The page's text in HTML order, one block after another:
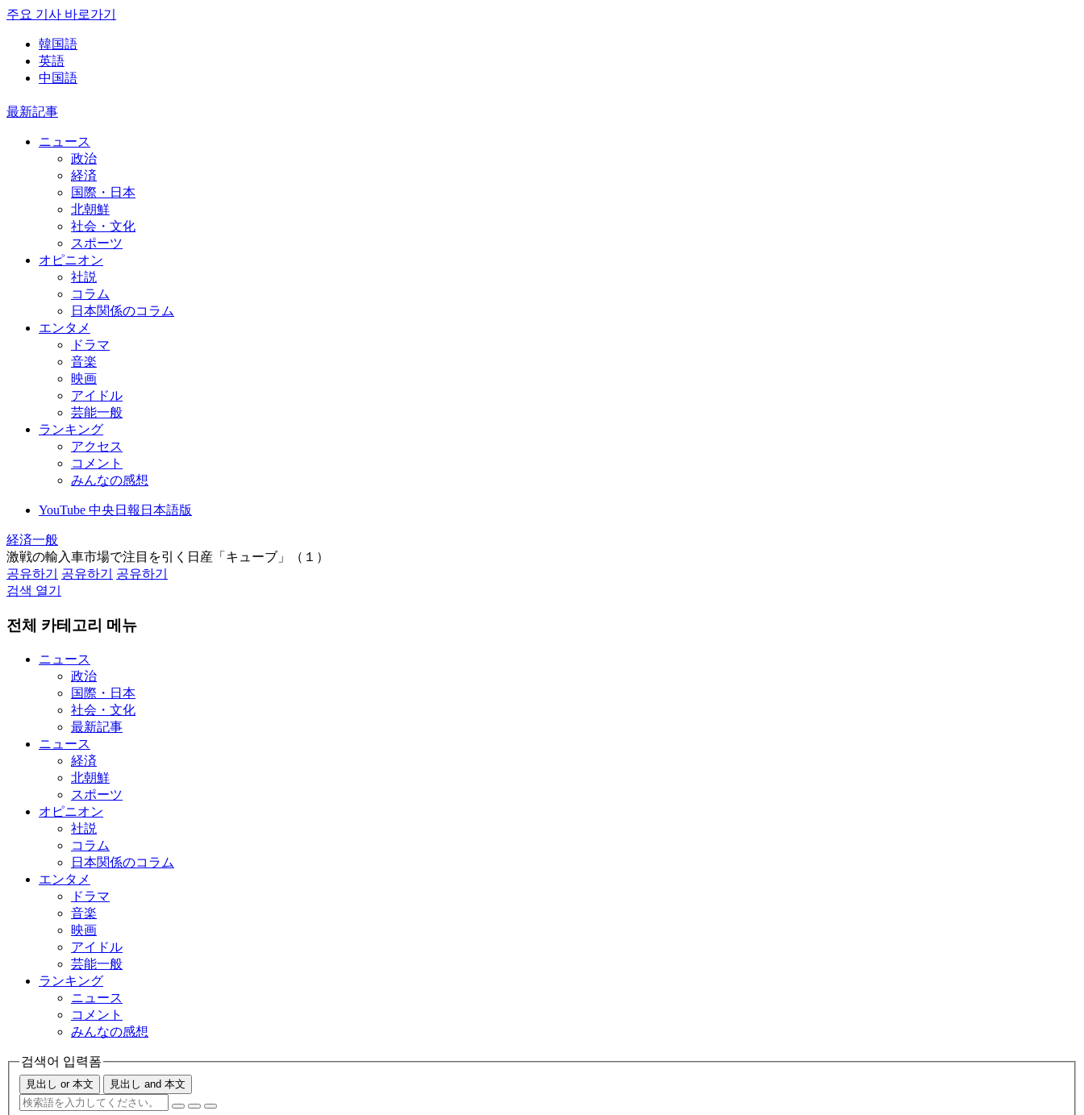
주요 기사 바로가기
韓国語
英語
中国語
最新記事
ニュース
政治
経済
国際・日本
北朝鮮
社会・文化
スポーツ
オピニオン
社説
コラム
日本関係のコラム
エンタメ
ドラマ
音楽
映画
アイドル
芸能一般
ランキング
アクセス
コメント
みんなの感想
YouTube 中央日報日本語版
経済一般
激戦の輸入車市場で注目を引く日産「キューブ」（１）
공유하기
공유하기
공유하기
검색 열기
전체 카테고리 메뉴
ニュース
政治
国際・日本
社会・文化
最新記事
ニュース
経済
北朝鮮
スポーツ
オピニオン
社説
コラム
日本関係のコラム
エンタメ
ドラマ
音楽
映画
アイドル
芸能一般
ランキング
ニュース
コメント
みんなの感想
검색어 입력폼
見出し or 本文 見出し and 本文